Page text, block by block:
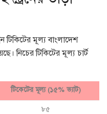
টিকিটের মূল্য বাংলাদেশ
নিচের টিকিটের মূল্য চার্ট
টিকেটের মূল্য (১৫% ভ্যাট)
৮৫